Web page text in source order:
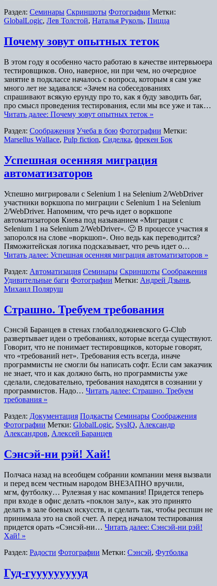
Раздел: Семинары Скриншоты Фотографии Метки:
GlobalLogic, Лев Толстой, Наталья Руколь, Пицца
Почему зовут опытных теток
В этом году я особенно часто работаю в качестве интервьюера
тестировщиков. Оно, наверное, ни при чем, но очередное
занятие в подклассе началось с вопроса, которым я сам уже
много лет не задавался: «Зачем на собеседованиях
спрашивают всякую ерунду про то, как я буду заводить баг,
про смысл проведения тестирования, если мы все уже и так…
Читать далее: Почему зовут опытных теток »
Раздел: Соображения Учеба в бою Фотографии Метки:
Marsellus Wallace, Pulp fiction, Сиделка, фрекен Бок
Успешная осенняя миграция
автоматизаторов
Успешно мигрировали с Selenium 1 на Selenium 2/WebDriver
участники воркшопа по миграции с Selenium 1 на Selenium
2/WebDriver. Напомним, что речь идет о воркшопе
автоматизаторов Киева под называнием «Миграция с
Selenium 1 на Selenium 2/WebDriver«. 🙂 В процессе участия я
запоролся на слове «воркшоп». Оно ведь как переводится?
Пяможитейская логика подсказывает, что речь идет о…
Читать далее: Успешная осенняя миграция автоматизаторов »
Раздел: Автоматизация Семинары Скриншоты Соображения
Удивительные баги Фотографии Метки: Андрей Дзыня,
Михаил Поляруш
Страшно. Требуем требования
Сэнсэй Баранцев в стенах глобаллоджиевского G-Club
развертывает идеи о требованиях, которые всегда существуют.
Говорит, что не понимает тестировщиков, которые говорят,
что «требований нет». Требования есть всегда, иначе
программисты не смогли бы написать софт. Если сам заказчик
не знает, что и как должно быть, но программисты уже
сделали, следовательно, требования находятся в сознании у
программистов. Надо… Читать далее: Страшно. Требуем
требования »
Раздел: Документация Подкасты Семинары Соображения
Фотографии Метки: GlobalLogic, SysIQ, Александр
Александров, Алексей Баранцев
Сэнсэй-ни рэй! Хай!
Полчаса назад на всеобщем собрании компании меня вызвали
и перед всем честным народом ВНЕЗАПНО вручили,
мгм, футболку… Рулезная у нас компания! Придется теперь
при входе в офис делать «поклон залу», как это принято
делать в зале боевых искусств, и сделать так, чтобы респшн не
принимала это на свой счет. А перед началом тестирования
придется орать «Сэнсэй-ни… Читать далее: Сэнсэй-ни рэй!
Хай! »
Раздел: Радости Фотографии Метки: Сэнсэй, Футболка
Гуд-гуууууууууд